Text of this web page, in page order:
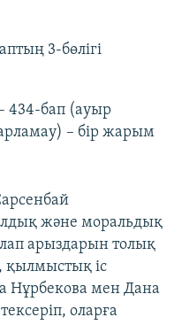
3-бөлігі
434-бап (ауыр
– бір жарым
және моральдық
арыздарын толық
қылмыстық іс
Нұрбекова мен Дана
оларға